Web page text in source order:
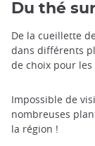
Du thé
De la cueillette
dans différents
de choix pour
Impossible de
nombreuses
la région !